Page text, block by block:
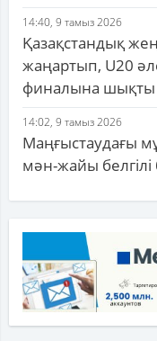
14:40, 9 тамыз 2026
Қазақстандық
жаңартып, U20
финалына шықты
14:02, 9 тамыз 2026
Маңғыстаудағы
мән-жайы